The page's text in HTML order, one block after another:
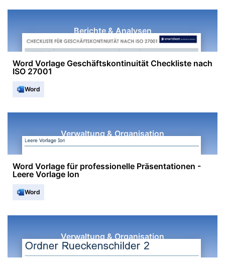
Berichte & Analysen
Word Vorlage Geschäfts­kontinuität Checkliste nach
ISO 27001
Word
Verwaltung & Organisation
Word Vorlage für professionelle Präsentationen -
Leere Vorlage Ion
Word
Verwaltung & Organisation